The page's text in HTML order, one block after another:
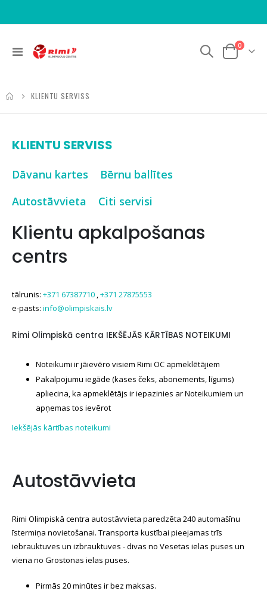
Toggle
Cart
0items
KLIENTU SERVISS
KLIENTU SERVISS
Dāvanu kartes
Bērnu ballītes
Autostāvvieta
Citi servisi
Klientu apkalpošanas
centrs
tālrunis: +371 67387710 +371 27875553
e-pasts: info@olimpiskais.lv
Rimi Olimpiskā centra IEKŠĒJĀS KĀRTĪBAS NOTEIKUMI
Noteikumi ir jāievēro visiem Rimi OC apmeklētājiem
Pakalpojumu iegāde (kases čeks, abonements, līgums)
apliecina, ka apmeklētājs ir iepazinies ar Noteikumiem un
apņemas tos ievērot
Iekšējās kārtības noteikumi
Autostāvvieta
Rimi Olimpiskā centra autostāvvieta paredzēta 240 automašīnu
īstermiņa novietošanai. Transporta kustībai pieejamas trīs
iebrauktuves un izbrauktuves - divas no Vesetas ielas puses un
viena no Grostonas ielas puses.
Pirmās 20 minūtes ir bez maksas.